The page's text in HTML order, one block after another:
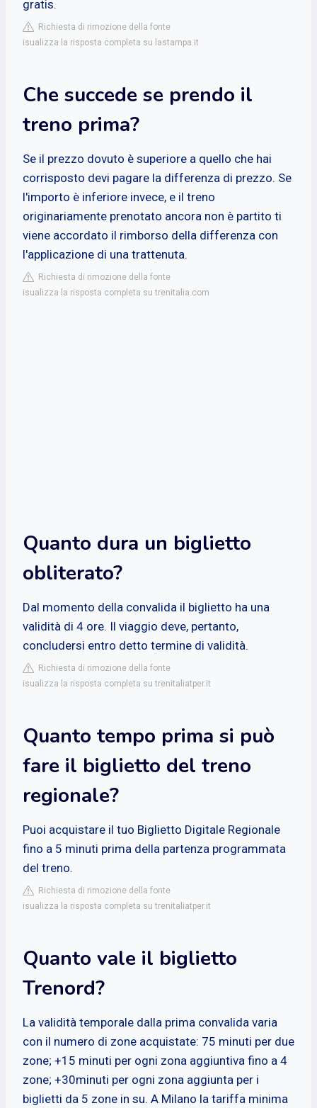
gratis.
Richiesta di rimozione della fonte
isualizza la risposta completa su lastampa.it
Che succede se prendo il
treno prima?
Se il prezzo dovuto è superiore a quello che hai
corrisposto devi pagare la differenza di prezzo. Se
l'importo è inferiore invece, e il treno
originariamente prenotato ancora non è partito ti
viene accordato il rimborso della differenza con
l'applicazione di una trattenuta.
Richiesta di rimozione della fonte
isualizza la risposta completa su trenitalia.com
Quanto dura un biglietto
obliterato?
Dal momento della convalida il biglietto ha una
validità di 4 ore. Il viaggio deve, pertanto,
concludersi entro detto termine di validità.
Richiesta di rimozione della fonte
isualizza la risposta completa su trenitaliatper.it
Quanto tempo prima si può
fare il biglietto del treno
regionale?
Puoi acquistare il tuo Biglietto Digitale Regionale
fino a 5 minuti prima della partenza programmata
del treno.
Richiesta di rimozione della fonte
isualizza la risposta completa su trenitaliatper.it
Quanto vale il biglietto
Trenord?
La validità temporale dalla prima convalida varia
con il numero di zone acquistate: 75 minuti per due
zone; +15 minuti per ogni zona aggiuntiva fino a 4
zone; +30minuti per ogni zona aggiunta per i
biglietti da 5 zone in su. A Milano la tariffa minima